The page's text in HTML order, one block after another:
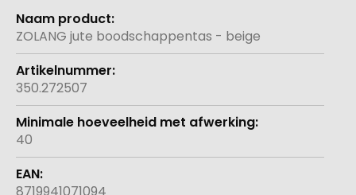
Meer
informatie
ZOLANG jute boodschappentas - beige
350.272507
40